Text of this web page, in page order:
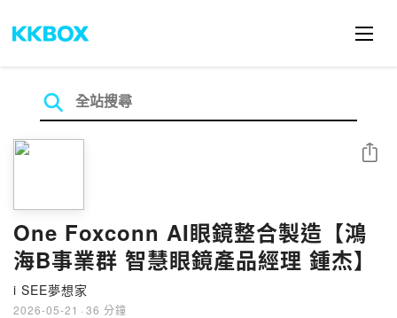
One Foxconn AI眼鏡整合製造【鴻
海B事業群 智慧眼鏡產品經理 鍾杰】
i SEE夢想家
2026-05-21 · 36 分鐘
分享